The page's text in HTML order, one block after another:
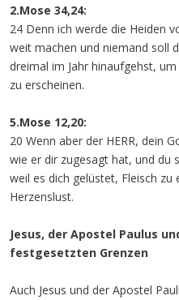
2.Mose 34,24:
24 Denn ich werde die Heiden
weit machen und niemand soll
dreimal im Jahr hinaufgehst,
zu erscheinen.
5.Mose 12,20:
20 Wenn aber der HERR, dein
wie er dir zugesagt hat, und du
weil es dich gelüstet, Fleisch zu
Herzenslust.
Jesus, der Apostel Paulus
festgesetzten Grenzen
Auch Jesus und der Apostel